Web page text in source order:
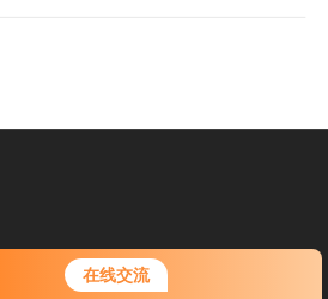
在线交流
您好！欢迎前来咨询，很高兴为您
服务，请问您要咨询什么问题呢？